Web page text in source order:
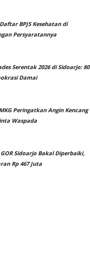
BPJS Kesehatan di
Persyaratannya
Serentak 2026 di Sidoarjo: 80
Damai
Peringatkan Angin Kencang
Waspada
Sidoarjo Bakal Diperbaiki,
Rp 467 Juta